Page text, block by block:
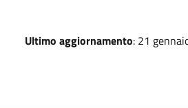
Ultimo aggiornamento: 21